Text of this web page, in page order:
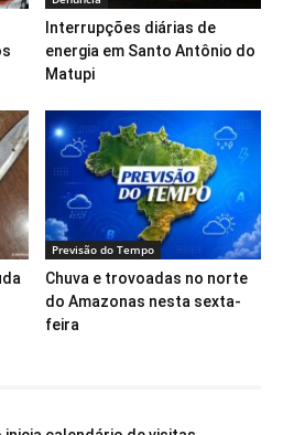
Interrupções diárias de
energia em Santo Antônio do
Matupi
Previsão do Tempo
Chuva e trovoadas no norte
do Amazonas nesta sexta-
feira